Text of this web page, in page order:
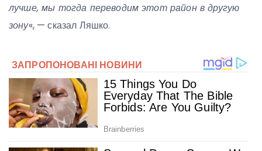
лучше, мы тогда переводим этот район в другую
зону«, — сказал Ляшко.